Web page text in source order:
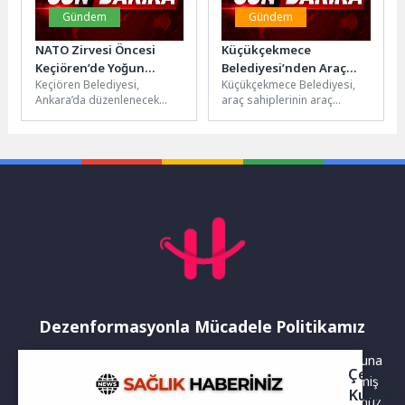
Gündem
NATO Zirvesi Öncesi
Keçiören’de Yoğun
Temizlik Mesaisi
Keçiören Belediyesi,
Ankara’da düzenlenecek
gündüz...
Gündem
Küçükçekmece
Belediyesi’nden Araç
Sahiplerine Ekonomik ve
Pratik Hizmet: Köpük
Noktası
Küçükçekmece Belediyesi,
araç sahiplerinin araç
amacıyla Köpük...
Dezenformasyonla Mücadele Politikamız
Yayınlanan haberler doğruluk ilkesi gözetilerek hazırlanır. Buna
rağmen bazı içeriklerde eksik, hatalı veya güncelliğini yitirmiş
bilgiler bulunabilir.Yanlış veya yanıltıcı olduğunu düşündüğünüz
Çerez